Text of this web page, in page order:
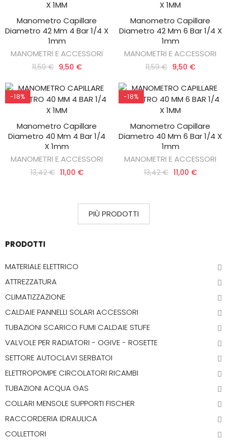
AGGIUNGI AL CARRELLO
Manometro Capillare
Diametro 42 Mm 4 Bar 1/4 X
1mm
MANOMETRI E ACCESSORI
11,59 € 9,50 €
AGGIUNGI AL CARRELLO
Manometro Capillare
Diametro 42 Mm 6 Bar 1/4 X
1mm
MANOMETRI E ACCESSORI
11,59 € 9,50 €
-18%
AGGIUNGI AL CARRELLO
Manometro Capillare
Diametro 40 Mm 4 Bar 1/4
X 1mm
MANOMETRI E ACCESSORI
13,42 € 11,00 €
-18%
AGGIUNGI AL CARRELLO
Manometro Capillare
Diametro 40 Mm 6 Bar 1/4 X
1mm
MANOMETRI E ACCESSORI
13,42 € 11,00 €
PIÙ PRODOTTI
PRODOTTI
MATERIALE ELETTRICO
ATTREZZATURA
CLIMATIZZAZIONE
CALDAIE PANNELLI SOLARI ACCESSORI
TUBAZIONI SCARICO FUMI CALDAIE STUFE
VALVOLE PER RADIATORI - OGIVE - ROSETTE
SETTORE AUTOCLAVI SERBATOI
ELETTROPOMPE CIRCOLATORI RICAMBI
TUBAZIONI ACQUA GAS
COLLARI MENSOLE SUPPORTI FISCHER
RACCORDERIA IDRAULICA
COLLETTORI